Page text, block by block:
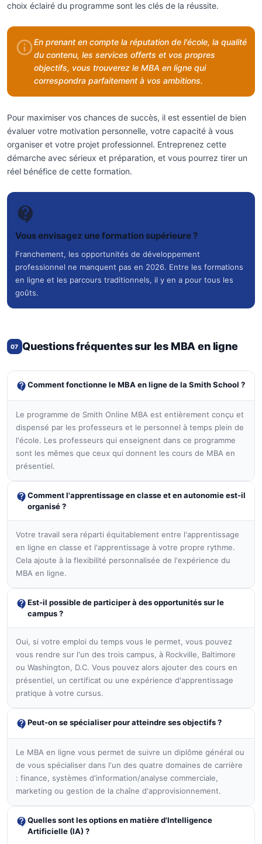
choix éclairé du programme sont les clés de la réussite.
En prenant en compte la réputation de l'école, la qualité
du contenu, les services offerts et vos propres
objectifs, vous trouverez le MBA en ligne qui
correspondra parfaitement à vos ambitions.
Pour maximiser vos chances de succès, il est essentiel de bien
évaluer votre motivation personnelle, votre capacité à vous
organiser et votre projet professionnel. Entreprenez cette
démarche avec sérieux et préparation, et vous pourrez tirer un
réel bénéfice de cette formation.
Vous envisagez une formation supérieure ?
Franchement, les opportunités de développement
professionnel ne manquent pas en 2026. Entre les formations
en ligne et les parcours traditionnels, il y en a pour tous les
goûts.
07 Questions fréquentes sur les MBA en ligne
Comment fonctionne le MBA en ligne de la Smith School ?
Le programme de Smith Online MBA est entièrement conçu et
dispensé par les professeurs et le personnel à temps plein de
l'école. Les professeurs qui enseignent dans ce programme
sont les mêmes que ceux qui donnent les cours de MBA en
présentiel.
Comment l'apprentissage en classe et en autonomie est-il
organisé ?
Votre travail sera réparti équitablement entre l'apprentissage
en ligne en classe et l'apprentissage à votre propre rythme.
Cela ajoute à la flexibilité personnalisée de l'expérience du
MBA en ligne.
Est-il possible de participer à des opportunités sur le
campus ?
Oui, si votre emploi du temps vous le permet, vous pouvez
vous rendre sur l'un des trois campus, à Rockville, Baltimore
ou Washington, D.C. Vous pouvez alors ajouter des cours en
présentiel, un certificat ou une expérience d'apprentissage
pratique à votre cursus.
Peut-on se spécialiser pour atteindre ses objectifs ?
Le MBA en ligne vous permet de suivre un diplôme général ou
de vous spécialiser dans l'un des quatre domaines de carrière
: finance, systèmes d'information/analyse commerciale,
marketing ou gestion de la chaîne d'approvisionnement.
Quelles sont les options en matière d'Intelligence
Artificielle (IA) ?